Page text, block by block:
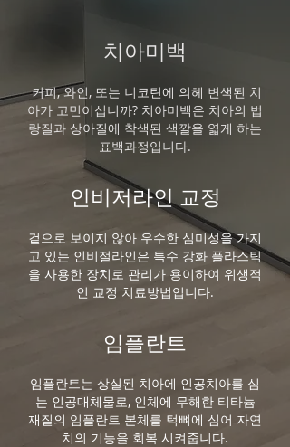
치아미백
커피, 와인, 또는 니코틴에 의헤 변색된 치
아가 고민이십니까? 치아미백은 치아의 법
랑질과 상아질에 착색된 색깔을 엷게 하는
표백과정입니다.
인비저라인 교정
겉으로 보이지 않아 우수한 심미성을 가지
고 있는 인비절라인은 특수 강화 플라스틱
을 사용한 장치로 관리가 용이하여 위생적
인 교정 치료방법입니다.
​임플란트
​임플란트는 상실된 치아에 인공치아를 심
는 인공대체물로, 인체에 무해한 티타늄
재질의 임플란트 본체를 턱뼈에 심어 자연
치의 기능을 회복 시켜줍니다.